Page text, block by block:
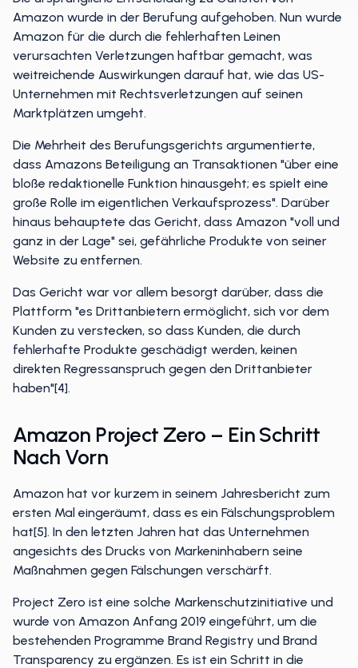
Amazon wurde in der Berufung aufgehoben. Nun wurde
Amazon für die durch die fehlerhaften Leinen
verursachten Verletzungen haftbar gemacht, was
weitreichende Auswirkungen darauf hat, wie das US-
Unternehmen mit Rechtsverletzungen auf seinen
Marktplätzen umgeht.
Die Mehrheit des Berufungsgerichts argumentierte,
dass Amazons Beteiligung an Transaktionen "über eine
bloße redaktionelle Funktion hinausgeht; es spielt eine
große Rolle im eigentlichen Verkaufsprozess". Darüber
hinaus behauptete das Gericht, dass Amazon "voll und
ganz in der Lage" sei, gefährliche Produkte von seiner
Website zu entfernen.
Das Gericht war vor allem besorgt darüber, dass die
Plattform "es Drittanbietern ermöglicht, sich vor dem
Kunden zu verstecken, so dass Kunden, die durch
fehlerhafte Produkte geschädigt werden, keinen
direkten Regressanspruch gegen den Drittanbieter
haben"[4].
Amazon Project Zero – Ein Schritt
Nach Vorn
Amazon hat vor kurzem in seinem Jahresbericht zum
ersten Mal eingeräumt, dass es ein Fälschungsproblem
hat[5]. In den letzten Jahren hat das Unternehmen
angesichts des Drucks von Markeninhabern seine
Maßnahmen gegen Fälschungen verschärft.
Project Zero ist eine solche Markenschutzinitiative und
wurde von Amazon Anfang 2019 eingeführt, um die
bestehenden Programme Brand Registry und Brand
Transparency zu ergänzen. Es ist ein Schritt in die